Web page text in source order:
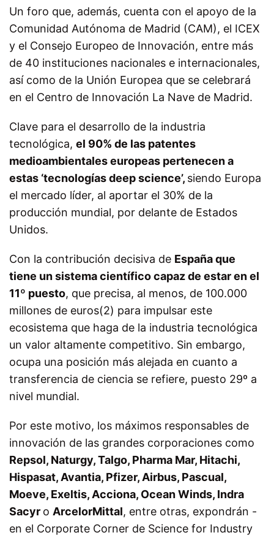
Un foro que, además, cuenta con el apoyo de la
Comunidad Autónoma de Madrid (CAM), el ICEX
y el Consejo Europeo de Innovación, entre más
de 40 instituciones nacionales e internacionales,
así como de la Unión Europea que se celebrará
en el Centro de Innovación La Nave de Madrid.
Clave para el desarrollo de la industria
tecnológica, el 90% de las patentes
medioambientaleseuropeas pertenecen a
estas ‘tecnologías deep science’, siendo Europa
el mercado líder, al aportar el 30% de la
producción mundial, por delante de Estados
Unidos.
Con la contribución decisiva de Españaque
tiene un sistema científico capaz de estar en el
11º puesto, que precisa, al menos, de 100.000
millones de euros(2) para impulsar este
ecosistema que haga de la industria tecnológica
un valor altamente competitivo. Sin embargo,
ocupa una posición más alejada en cuanto a
transferencia de ciencia se refiere, puesto 29º a
nivel mundial.
Por este motivo, los máximos responsables de
innovación de las grandes corporaciones como
Repsol, Naturgy, Talgo, Pharma Mar, Hitachi,
Hispasat, Avantia, Pfizer, Airbus, Pascual,
Moeve, Exeltis, Acciona, Ocean Winds, Indra
Sacyr o ArcelorMittal, entre otras, expondrán -
en el Corporate Corner de Science for Industry